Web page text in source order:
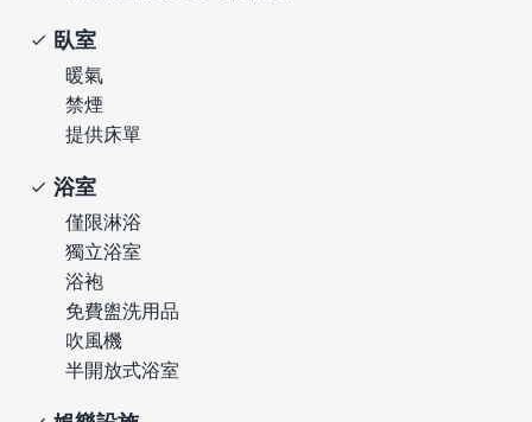
臥室
暖氣
禁煙
提供床單
浴室
僅限淋浴
獨立浴室
浴袍
免費盥洗用品
吹風機
半開放式浴室